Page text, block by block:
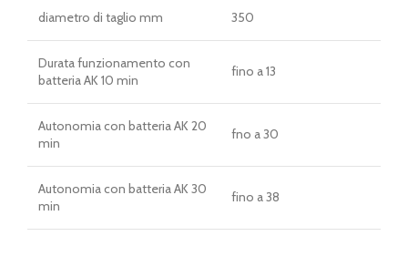
diametro di taglio mm 350
Durata funzionamento con
batteria AK 10 min
fino a 13
Autonomia con batteria AK 20
min
fno a 30
Autonomia con batteria AK 30
min
fino a 38